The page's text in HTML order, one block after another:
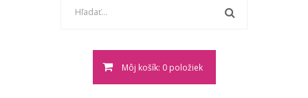
Môj košík: 0 položiek